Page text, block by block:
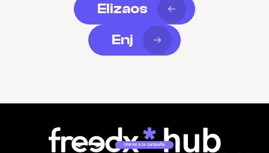
Elizaos
Enj
Unirse a la campaña